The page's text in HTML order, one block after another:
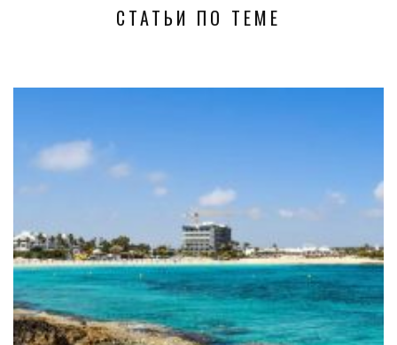
СТАТЬИ ПО ТЕМЕ